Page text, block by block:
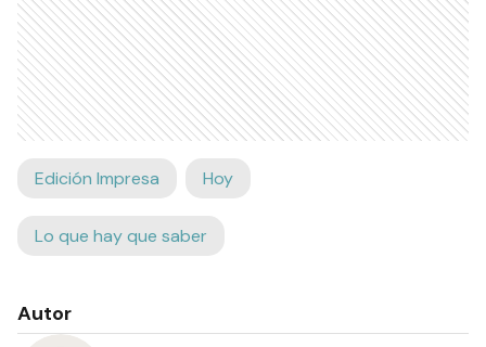
Edición Impresa Hoy
Lo que hay que saber
Autor